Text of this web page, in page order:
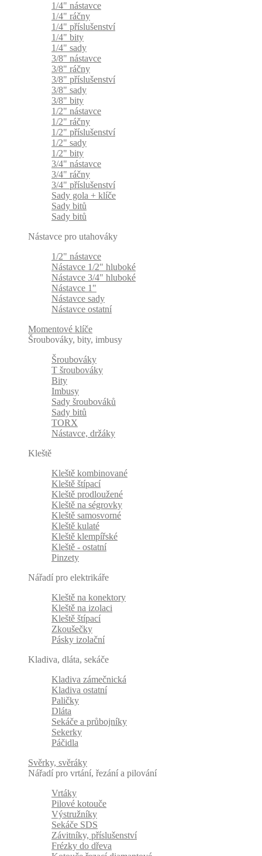
1/4" nástavce
1/4" ráčny
1/4" příslušenství
1/4" bity
1/4" sady
3/8" nástavce
3/8" ráčny
3/8" příslušenství
3/8" sady
3/8" bity
1/2" nástavce
1/2" ráčny
1/2" příslušenství
1/2" sady
1/2" bity
3/4" nástavce
3/4" ráčny
3/4" příslušenství
Sady gola + klíče
Sady bitů
Sady bitů
Nástavce pro utahováky
1/2" nástavce
Nástavce 1/2" hluboké
Nástavce 3/4" hluboké
Nástavce 1"
Nástavce sady
Nástavce ostatní
Momentové klíče
Šroubováky, bity, imbusy
Šroubováky
T šroubováky
Bity
Imbusy
Sady šroubováků
Sady bitů
TORX
Nástavce, držáky
Kleště
Kleště kombinované
Kleště štípací
Kleště prodloužené
Kleště na ségrovky
Kleště samosvorné
Kleště kulaté
Kleště klempířské
Kleště - ostatní
Pinzety
Nářadí pro elektrikáře
Kleště na konektory
Kleště na izolaci
Kleště štípací
Zkoušečky
Pásky izolační
Kladiva, dláta, sekáče
Kladiva zámečnická
Kladiva ostatní
Paličky
Dláta
Sekáče a průbojníky
Sekerky
Páčidla
Svěrky, svěráky
Nářadí pro vrtání, řezání a pilování
Vrtáky
Pilové kotouče
Výstružníky
Sekáče SDS
Závitníky, příslušenství
Frézky do dřeva